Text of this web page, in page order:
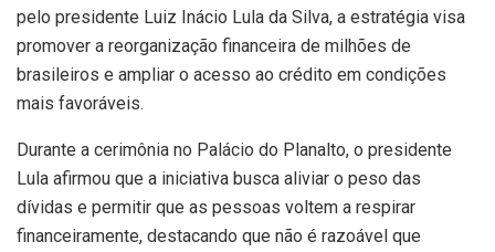
pelo presidente Luiz Inácio Lula da Silva, a estratégia visa
promover a reorganização financeira de milhões de
brasileiros e ampliar o acesso ao crédito em condições
mais favoráveis.
Durante a cerimônia no Palácio do Planalto, o presidente
Lula afirmou que a iniciativa busca aliviar o peso das
dívidas e permitir que as pessoas voltem a respirar
financeiramente, destacando que não é razoável que